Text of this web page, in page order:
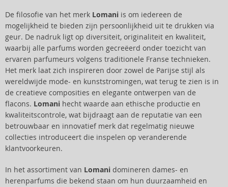
De filosofie van het merk Lomani is om iedereen de
mogelijkheid te bieden zijn persoonlijkheid uit te drukken via
geur. De nadruk ligt op diversiteit, originaliteit en kwaliteit,
waarbij alle parfums worden gecreëerd onder toezicht van
ervaren parfumeurs volgens traditionele Franse technieken.
Het merk laat zich inspireren door zowel de Parijse stijl als
wereldwijde mode- en kunststromingen, wat terug te zien is in
de creatieve composities en elegante ontwerpen van de
flacons. Lomani hecht waarde aan ethische productie en
kwaliteitscontrole, wat bijdraagt aan de reputatie van een
betrouwbaar en innovatief merk dat regelmatig nieuwe
collecties introduceert die inspelen op veranderende
klantvoorkeuren.
In het assortiment van Lomani domineren dames- en
herenparfums die bekend staan om hun duurzaamheid en